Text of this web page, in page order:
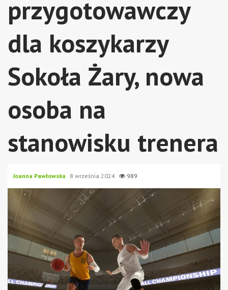
przygotowawczy
dla koszykarzy
Sokoła Żary, nowa
osoba na
stanowisku trenera
Joanna Pawłowska 8 września 2024 989